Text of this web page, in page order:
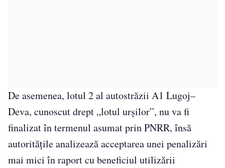
De asemenea, lotul 2 al autostrăzii A1 Lugoj–
Deva, cunoscut drept „lotul urșilor”, nu va fi
finalizat în termenul asumat prin PNRR, însă
autoritățile analizează acceptarea unei penalizări
mai mici în raport cu beneficiul utilizării